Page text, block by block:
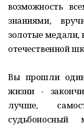
возможность
знаниями,
золотые медали,
отечественной
Вы прошли
жизни -
лучше,
судьбоносный